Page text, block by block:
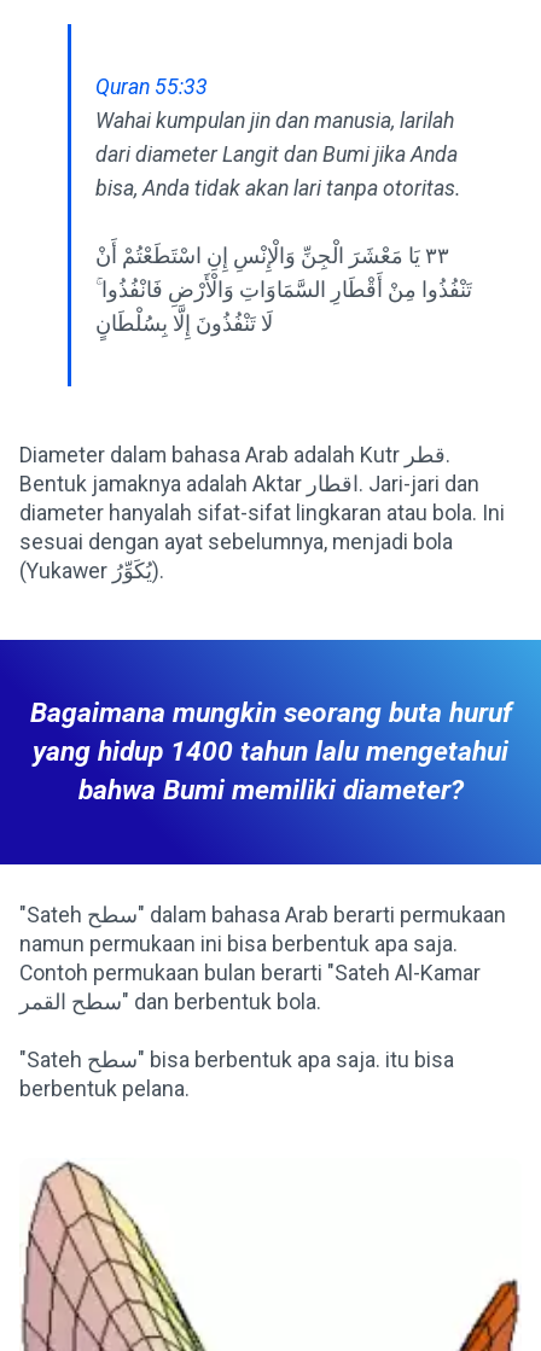
Quran 55:33
Wahai kumpulan jin dan manusia, larilah
dari diameter Langit dan Bumi jika Anda
bisa, Anda tidak akan lari tanpa otoritas.
٣٣ يَا مَعْشَرَ الْجِنِّ وَالْإِنْسِ إِنِ اسْتَطَعْتُمْ أَنْ
تَنْفُذُوا مِنْ أَقْطَارِ السَّمَاوَاتِ وَالْأَرْضِ فَانْفُذُوا ۚ
لَا تَنْفُذُونَ إِلَّا بِسُلْطَانٍ
Diameter dalam bahasa Arab adalah Kutr قطر.
Bentuk jamaknya adalah Aktar اقطار. Jari-jari dan
diameter hanyalah sifat-sifat lingkaran atau bola. Ini
sesuai dengan ayat sebelumnya, menjadi bola
(Yukawer يُكَوِّرُ).
Bagaimana mungkin seorang buta huruf
yang hidup 1400 tahun lalu mengetahui
bahwa Bumi memiliki diameter?
"Sateh سطح" dalam bahasa Arab berarti permukaan
namun permukaan ini bisa berbentuk apa saja.
Contoh permukaan bulan berarti "Sateh Al-Kamar
سطح القمر" dan berbentuk bola.
"Sateh سطح" bisa berbentuk apa saja. itu bisa
berbentuk pelana.